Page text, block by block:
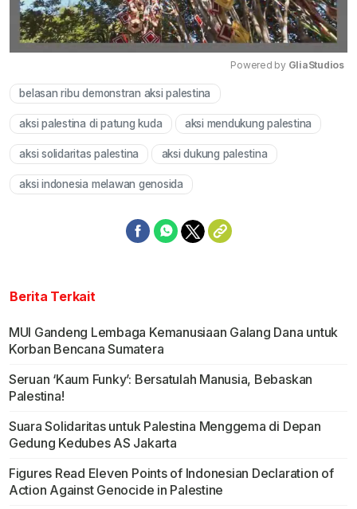
Powered by GliaStudios
belasan ribu demonstran aksi palestina
aksi palestina di patung kuda aksi mendukung palestina
aksi solidaritas palestina aksi dukung palestina
aksi indonesia melawan genosida
Berita Terkait
MUI Gandeng Lembaga Kemanusiaan Galang Dana untuk
Korban Bencana Sumatera
Seruan ‘Kaum Funky’: Bersatulah Manusia, Bebaskan
Palestina!
Suara Solidaritas untuk Palestina Menggema di Depan
Gedung Kedubes AS Jakarta
Figures Read Eleven Points of Indonesian Declaration of
Action Against Genocide in Palestine